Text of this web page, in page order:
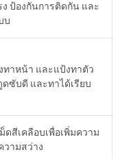
ป้องกันการติดกัน และ
บ
ทาหน้า และแป้งทาตัว
ดซับดี และทาได้เรียบ
ดสีเคลือบเพื่อเพิ่มความ
ามสว่าง